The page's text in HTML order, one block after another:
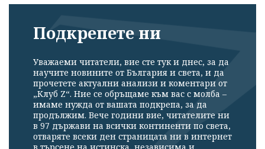
Подкрепете ни
Уважаеми читатели, вие сте тук и днес, за да
научите новините от България и света, и да
прочетете актуални анализи и коментари от
„Клуб Z“. Ние се обръщаме към вас с молба –
имаме нужда от вашата подкрепа, за да
продължим. Вече години вие, читателите ни
в 97 държави на всички континенти по света,
отваряте всеки ден страницата ни в интернет